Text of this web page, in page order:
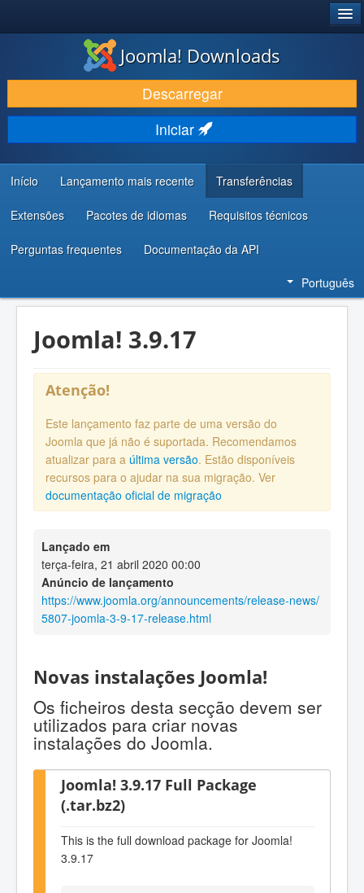
DESCARREGAR E EVOLUIR
DESCOBRIR E APRENDER
COMUNIDADE E SUPORTE
RECURSOS PARA PROGRAMADORES
Joomla! Downloads
Descarregar
Iniciar
Início Lançamento mais recente Transferências
Extensões Pacotes de idiomas Requisitos técnicos
Perguntas frequentes Documentação da API
Português
Joomla! 3.9.17
Atenção!
Este lançamento faz parte de uma versão do
Joomla que já não é suportada. Recomendamos
atualizar para a última versão. Estão disponíveis
recursos para o ajudar na sua migração. Ver
documentação oficial de migração
Lançado em
terça-feira, 21 abril 2020 00:00
Anúncio de lançamento
https://www.joomla.org/announcements/release-news/
5807-joomla-3-9-17-release.html
Novas instalações Joomla!
Os ficheiros desta secção devem ser
utilizados para criar novas
instalações do Joomla.
Joomla! 3.9.17 Full Package
(.tar.bz2)
This is the full download package for Joomla!
3.9.17